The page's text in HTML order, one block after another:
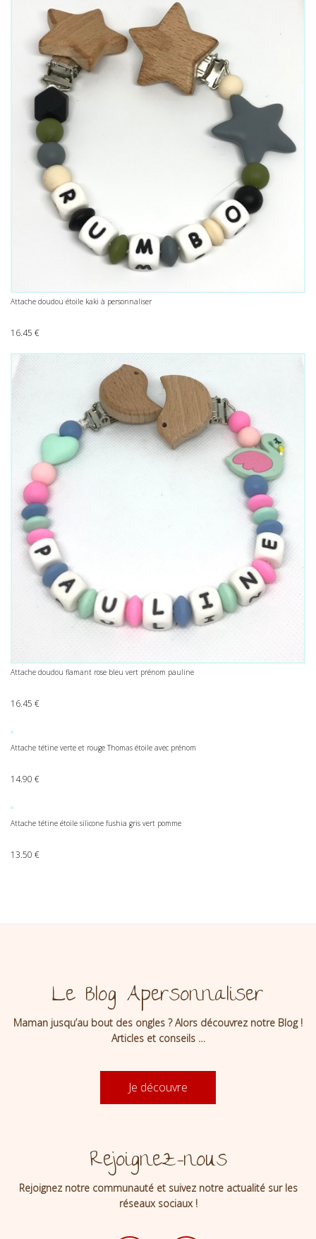
Attache doudou étoile kaki à personnaliser
16.45 €
Attache doudou flamant rose bleu vert prénom pauline
16.45 €
Attache tétine verte et rouge Thomas étoile avec prénom
14.90 €
Attache tétine étoile silicone fushia gris vert pomme
13.50 €
Le Blog Apersonnaliser
Maman jusqu’au bout des ongles ? Alors découvrez notre Blog !
Articles et conseils …
Je découvre
Rejoignez-nous
Rejoignez notre communauté et suivez notre actualité sur les
réseaux sociaux !